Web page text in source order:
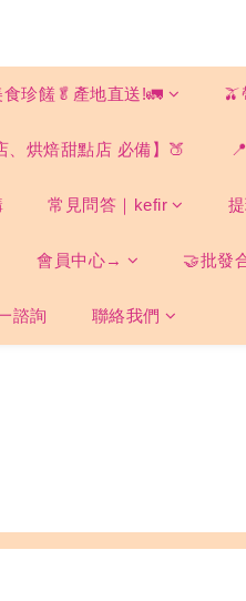
食珍饈🥬產地直送!🚛 🫒
、烘焙甜點店 必備】🍑
常見問答｜kefir
會員中心→ 🤝批發
諮詢 聯絡我們